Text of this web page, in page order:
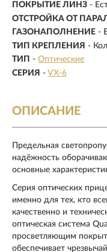
ПОКРЫТИЕ ЛИНЗ -
ОТСТРОЙКА ОТ
ГАЗОНАПОЛНЕНИЕ -
ТИП КРЕПЛЕНИЯ -
ТИП - Оптические
СЕРИЯ - VX-6
ОПИСАНИЕ
Предельная
надёжность
основные
Серия оптических
именно для тех, кто
качественно и
оптическая система
просветляющим
обеспечивает